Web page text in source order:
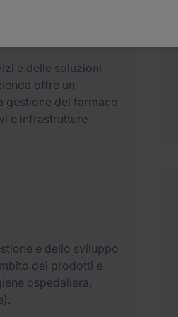
e delle soluzioni
offre un
gestione del farmaco
e infrastrutture
e dello sviluppo
dei prodotti e
ospedaliera,